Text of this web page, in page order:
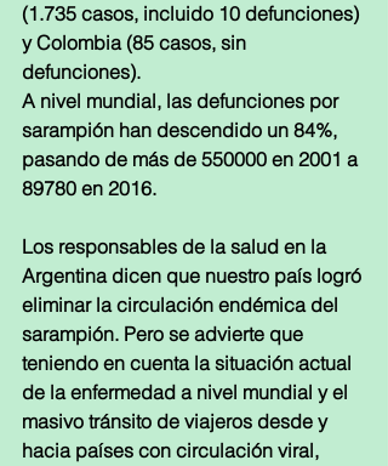
(1.735 casos, incluido 10 defunciones)
y Colombia (85 casos, sin
defunciones).
A nivel mundial, las defunciones por
sarampión han descendido un 84%,
pasando de más de 550000 en 2001 a
89780 en 2016.
Los responsables de la salud en la
Argentina dicen que nuestro país logró
eliminar la circulación endémica del
sarampión. Pero se advierte que
teniendo en cuenta la situación actual
de la enfermedad a nivel mundial y el
masivo tránsito de viajeros desde y
hacia países con circulación viral,